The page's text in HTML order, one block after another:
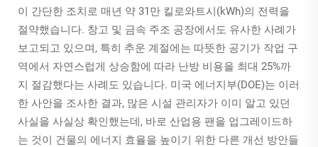
이 간단한 조치로 매년 약 31만 킬로와트시(kWh)의 전력을
절약했습니다. 창고 및 금속 주조 공장에서도 유사한 사례가
보고되고 있으며, 특히 추운 계절에는 따뜻한 공기가 작업 구
역에서 자연스럽게 상승함에 따라 난방 비용을 최대 25%까
지 절감했다는 사례도 있습니다. 미국 에너지부(DOE)는 이러
한 사안을 조사한 결과, 많은 시설 관리자가 이미 알고 있던
사실을 사실상 확인했는데, 바로 산업용 팬을 업그레이드하
는 것이 건물의 에너지 효율을 높이기 위한 다른 개선 방안들